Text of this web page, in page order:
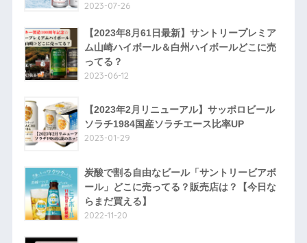
2023-07-26
【2023年8月61日最新】サントリープレミア
ム山崎ハイボール＆白州ハイボールどこに売
ってる？
2023-06-12
【2023年2月リニューアル】サッポロビール
ソラチ1984国産ソラチエース比率UP
2023-01-29
炭酸で割る自由なビール「サントリービアボ
ール」どこに売ってる？販売店は？【今日な
らまだ買える】
2022-11-20